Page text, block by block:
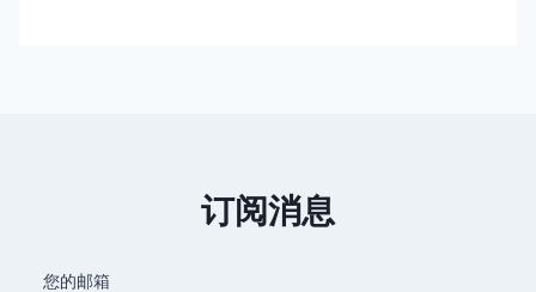
订阅消息
您的邮箱